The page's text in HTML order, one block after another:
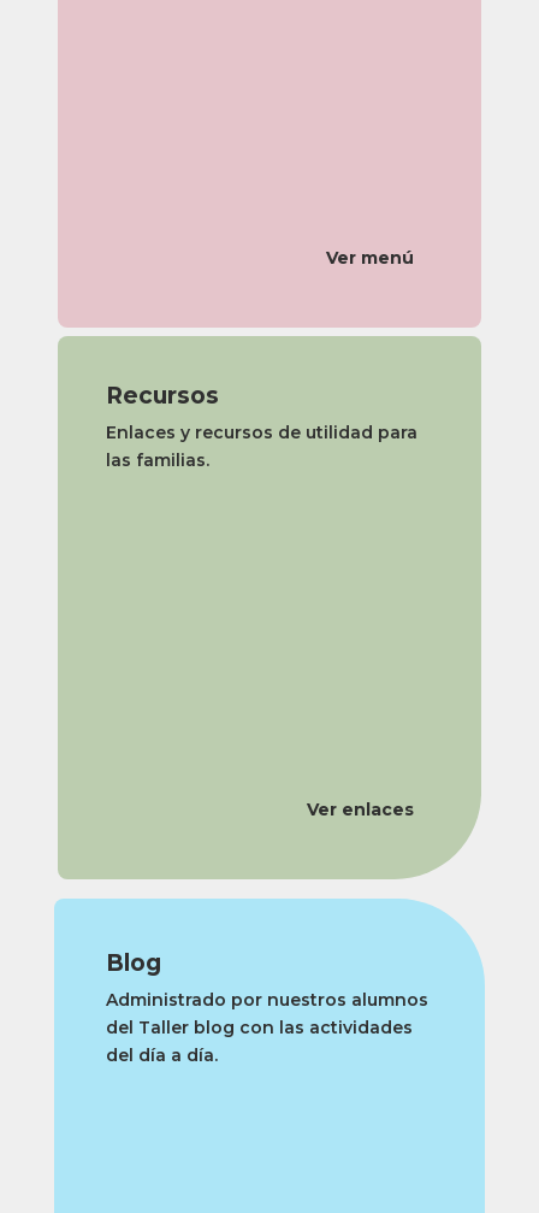
Ver menú
Recursos
Enlaces y recursos de utilidad para
las familias.
Ver enlaces
Blog
Administrado por nuestros alumnos
del Taller blog con las actividades
del día a día.